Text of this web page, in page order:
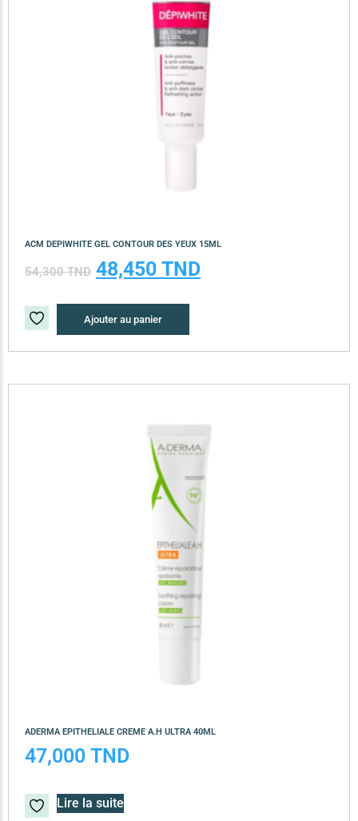
ADERMA EPITHELIALE CREME A.H ULTRA 40ML
47,000 TND
Lire la suite
ACM DEPIWHITE GEL CONTOUR DES YEUX 15ML
54,300TND 48,450 TND
Ajouter au panier